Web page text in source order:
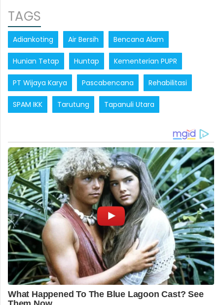
TAGS
Adiankoting Air Bersih Bencana Alam
Hunian Tetap Huntap Kementerian PUPR
PT Wijaya Karya Pascabencana Rehabilitasi
SPAM IKK Tarutung Tapanuli Utara